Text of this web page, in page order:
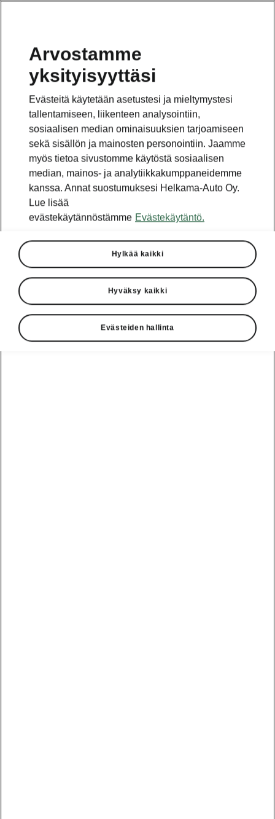
Arvostamme
yksityisyyttäsi
Evästeitä käytetään asetustesi ja mieltymystesi
tallentamiseen, liikenteen analysointiin,
sosiaalisen median ominaisuuksien tarjoamiseen
sekä sisällön ja mainosten personointiin. Jaamme
myös tietoa sivustomme käytöstä sosiaalisen
median, mainos- ja analytiikkakumppaneidemme
kanssa. Annat suostumuksesi Helkama-Auto Oy.
Lue lisää
evästekäytännöstämme Evästekäytäntö.
Hylkää kaikki
Hyväksy kaikki
Evästeiden hallinta